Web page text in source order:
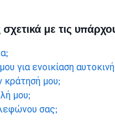
με τις
για ενοικίαση
μου;
μου;
σας;